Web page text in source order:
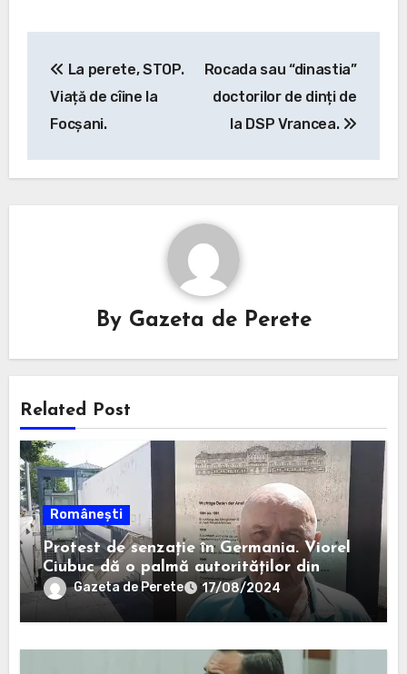
navigation
La perete, STOP.
Viață de cîine la
Focșani.
Rocada sau “dinastia”
doctorilor de dinți de
la DSP Vrancea.
By Gazeta de Perete
Related Post
Românești
Protest de senzație în Germania. Viorel
Ciubuc dă o palmă autorităților din
România. Bravo, domnule inginer!
Gazeta de Perete 17/08/2024